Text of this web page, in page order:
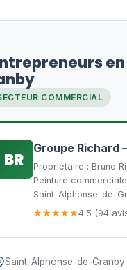
COMMERCIAL
BR
Groupe Richard
Propriétaire : Bruno
Peinture
Saint-Alphonse-de-
★★★★★4.5 (94
Saint-Alphonse-de-Granby